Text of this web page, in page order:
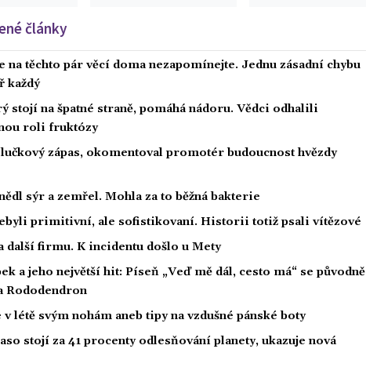
články
na těchto pár věcí doma nezapomínejte. Jednu zásadní chybu
každý
stojí na špatné straně, pomáhá nádoru. Vědci odhalili
roli fruktózy
zápas, okomentoval promotér budoucnost hvězdy
sýr a zemřel. Mohla za to běžná bakterie
primitivní, ale sofistikovaní. Historii totiž psali vítězové
další firmu. K incidentu došlo u Mety
a jeho největší hit: Píseň „Veď mě dál, cesto má“ se původně
Rododendron
v létě svým nohám aneb tipy na vzdušné pánské boty
stojí za 41 procenty odlesňování planety, ukazuje nová